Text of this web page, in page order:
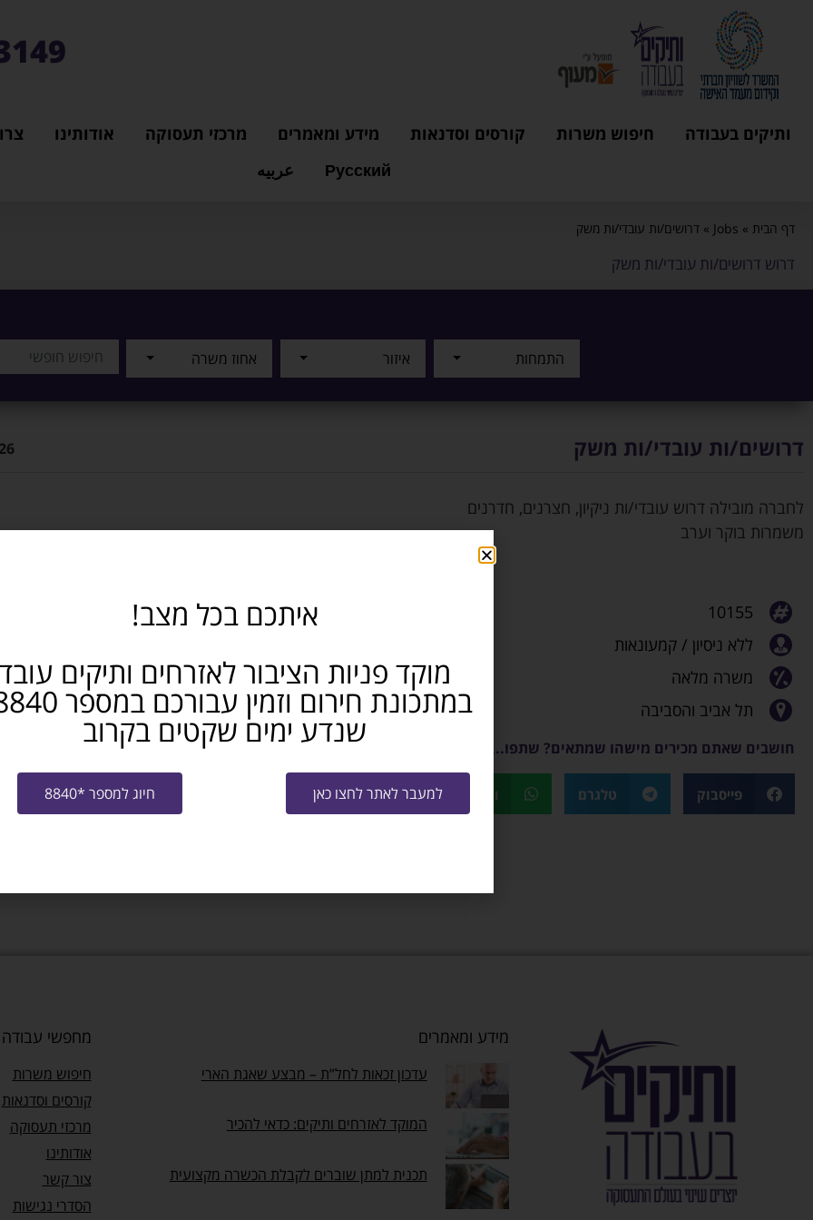
ותיקים בעבודה חיפוש משרות קורסים וסדנאות מידע ומאמרים מרכזי תעסוקה אודותינו
Русский
عربيه
דף הבית »
Jobs
» דרושים/ות עובדי/ות משק
דרוש דרושים/ות עובדי/ות משק
התמחות איזור אחוז משרה
דרושים/ות עובדי/ות משק
לחברה מובילה דרוש עובדי/ות ניקיון, חצרנים, חדרנים
משמרות בוקר וערב
10155
ללא ניסיון / קמעונאות
משרה מלאה
תל אביב והסביבה
חושבים שאתם מכירים מישהו שמתאים? שתפו...
פייסבוק טלגרם ווטסאפ מייל
מידע ומאמרים
עדכון זכאות לחל”ת – מבצע שאגת הארי
המוקד לאזרחים ותיקים: כדאי להכיר
תכנית למתן שוברים לקבלת הכשרה מקצועית
מחפשי עבודה
חיפוש משרות
קורסים וסדנאות
מרכזי תעסוקה
אודותינו
צור קשר
הסדרי נגישות
איתכם בכל מצב!
מוקד פניות הציבור לאזרחים ותיקים
שנדע ימים שקטים בקרוב
למעבר לאתר לחצו כאן חיוג למספר *8840